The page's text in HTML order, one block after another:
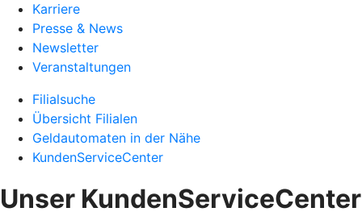
Karriere
Presse & News
Newsletter
Veranstaltungen
Filialsuche
Übersicht Filialen
Geldautomaten in der Nähe
KundenServiceCenter
Unser KundenServiceCenter